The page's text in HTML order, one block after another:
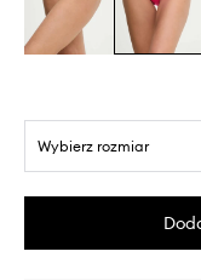
Wybierz rozmiar